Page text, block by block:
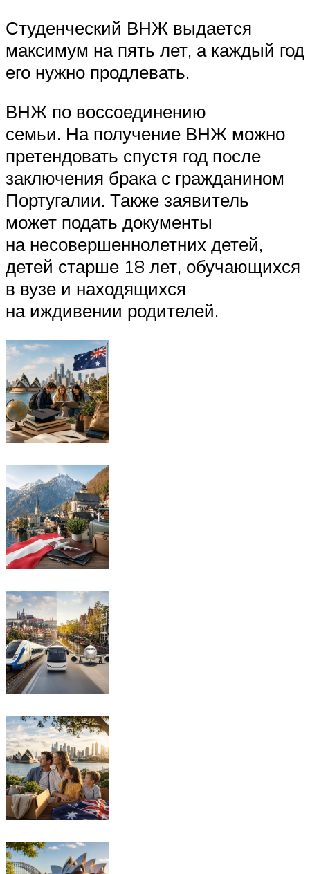
Студенческий ВНЖ выдается
максимум на пять лет, а каждый год
его нужно продлевать.
ВНЖ по воссоединению
семьи. На получение ВНЖ можно
претендовать спустя год после
заключения брака с гражданином
Португалии. Также заявитель
может подать документы
на несовершеннолетних детей,
детей старше 18 лет, обучающихся
в вузе и находящихся
на иждивении родителей.